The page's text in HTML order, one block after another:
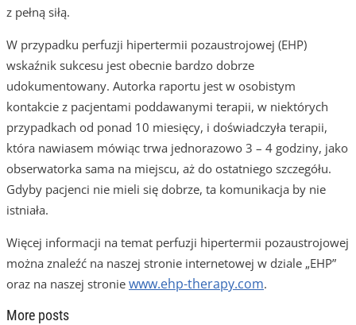
z pełną siłą.
W przypadku perfuzji hipertermii pozaustrojowej (EHP)
wskaźnik sukcesu jest obecnie bardzo dobrze
udokumentowany. Autorka raportu jest w osobistym
kontakcie z pacjentami poddawanymi terapii, w niektórych
przypadkach od ponad 10 miesięcy, i doświadczyła terapii,
która nawiasem mówiąc trwa jednorazowo 3 – 4 godziny, jako
obserwatorka sama na miejscu, aż do ostatniego szczegółu.
Gdyby pacjenci nie mieli się dobrze, ta komunikacja by nie
istniała.
Więcej informacji na temat perfuzji hipertermii pozaustrojowej
można znaleźć na naszej stronie internetowej w dziale „EHP”
oraz na naszej stronie www.ehp-therapy.com.
More posts